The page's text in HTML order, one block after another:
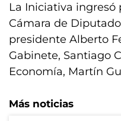
La Iniciativa ingresó
Cámara de
presidente Alberto
Gabinete, Santiago
Economía, Martín
Más noticias